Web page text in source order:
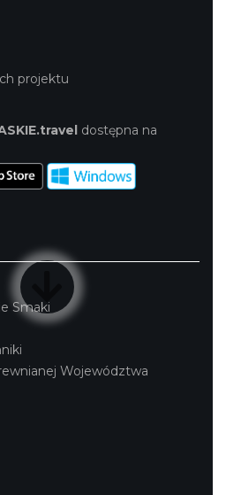
projektu
dostępna na
Smaki
Województwa